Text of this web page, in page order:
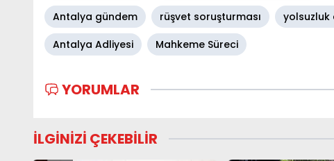
Antalya gündem
rüşvet soruşturması yolsuzluk
Antalya Adliyesi
Mahkeme Süreci
YORUMLAR
İLGİNİZİ ÇEKEBİLİR